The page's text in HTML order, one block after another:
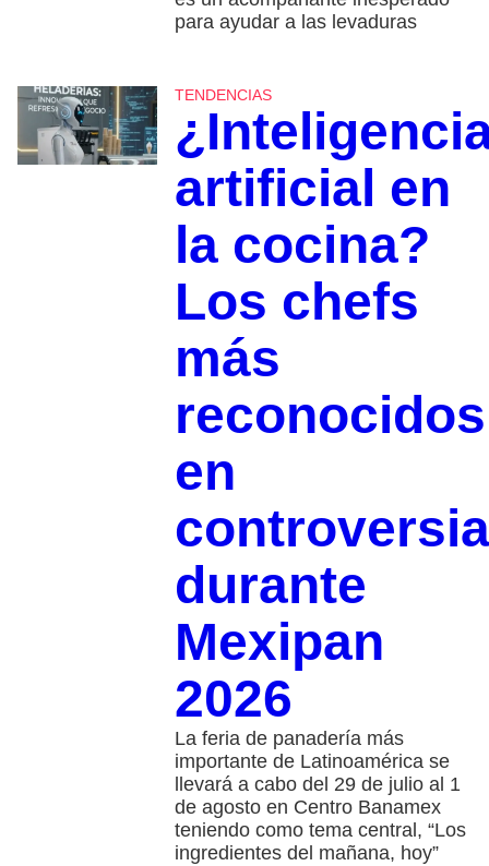
para ayudar a las levaduras
TENDENCIAS
artificial en
la cocina?
Los chefs
más
reconocidos
en
controversia
durante
Mexipan
2026
La feria de panadería más
importante de Latinoamérica se
llevará a cabo del 29 de julio al 1
de agosto en Centro Banamex
teniendo como tema central, “Los
ingredientes del mañana, hoy”